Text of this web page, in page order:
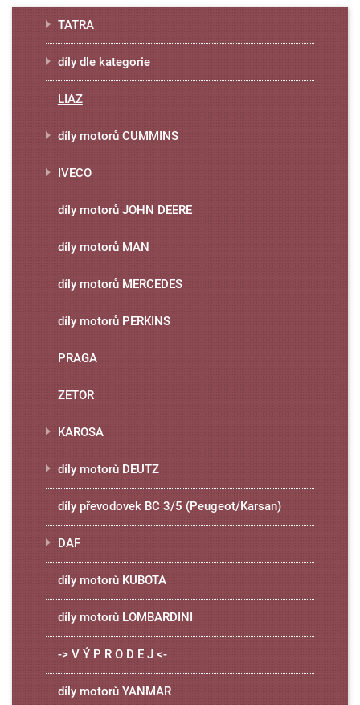
TATRA
díly dle kategorie
LIAZ
díly motorů CUMMINS
IVECO
díly motorů JOHN DEERE
díly motorů MAN
díly motorů MERCEDES
díly motorů PERKINS
PRAGA
ZETOR
KAROSA
díly motorů DEUTZ
díly převodovek BC 3/5 (Peugeot/Karsan)
DAF
díly motorů KUBOTA
díly motorů LOMBARDINI
-> V Ý P R O D E J <-
díly motorů YANMAR